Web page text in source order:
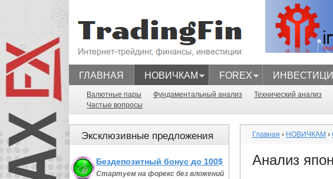
TradingFin
ГЛАВНАЯ НОВИЧКАМ FOREX
Валютные пары Фундаментальный анализ Технический анализ
Частые вопросы
Главная › НОВИЧКАМ ›
Анализ
Эксклюзивные предложения
Бездепозитный бонус до 100$
Стартуем на форекс без вложений